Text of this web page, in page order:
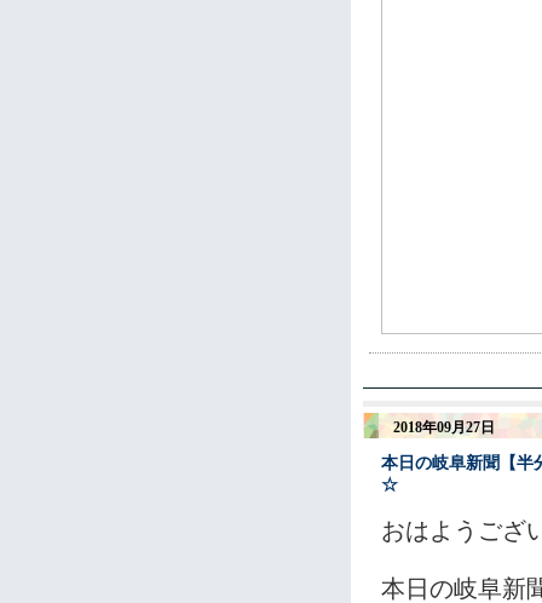
2018年09月27日
本日の岐阜新聞【半
☆
おはようござ
本日の岐阜新